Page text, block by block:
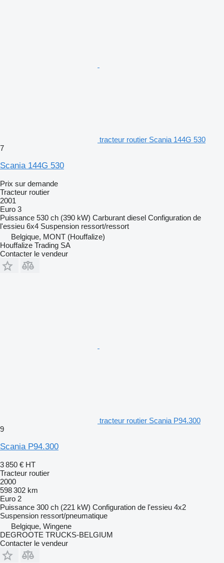
tracteur routier Scania 144G 530
7
Scania 144G 530
Prix sur demande
Tracteur routier
2001
Euro 3
Puissance 530 ch (390 kW) Carburant diesel Configuration de
l'essieu 6x4 Suspension ressort/ressort
Belgique, MONT (Houffalize)
Houffalize Trading SA
Contacter le vendeur
tracteur routier Scania P94.300
9
Scania P94.300
3 850 € HT
Tracteur routier
2000
598 302 km
Euro 2
Puissance 300 ch (221 kW) Configuration de l'essieu 4x2
Suspension ressort/pneumatique
Belgique, Wingene
DEGROOTE TRUCKS-BELGIUM
Contacter le vendeur